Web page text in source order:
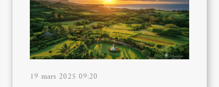
19 mars 2025 09:20